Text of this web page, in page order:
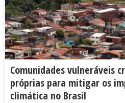
Comunidades vulneráveis
próprias para mitigar os
climática no Brasil